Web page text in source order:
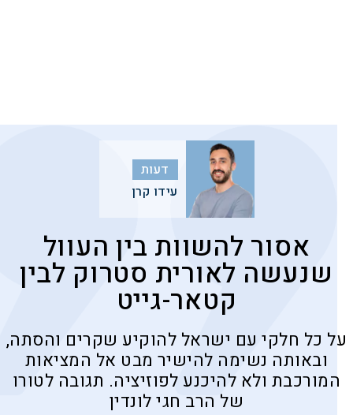
דעות
עידו קרן
אסור להשוות בין העוול
שנעשה לאורית סטרוק לבין
קטאר-גייט
על כל חלקי עם ישראל להוקיע שקרים והסתה,
ובאותה נשימה להישיר מבט אל המציאות
המורכבת ולא להיכנע לפוזיציה. תגובה לטורו
של הרב חגי לונדין